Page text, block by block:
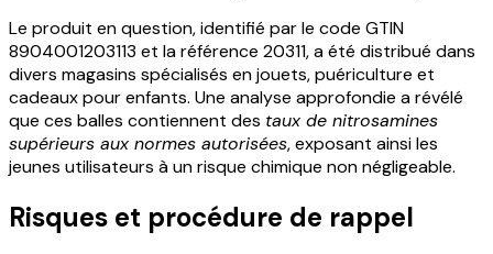
Le produit en question, identifié par le code GTIN
8904001203113 et la référence 20311, a été distribué dans
divers magasins spécialisés en jouets, puériculture et
cadeaux pour enfants. Une analyse approfondie a révélé
que ces balles contiennent des taux de nitrosamines
supérieurs aux normes autorisées, exposant ainsi les
jeunes utilisateurs à un risque chimique non négligeable.
Risques et procédure de rappel